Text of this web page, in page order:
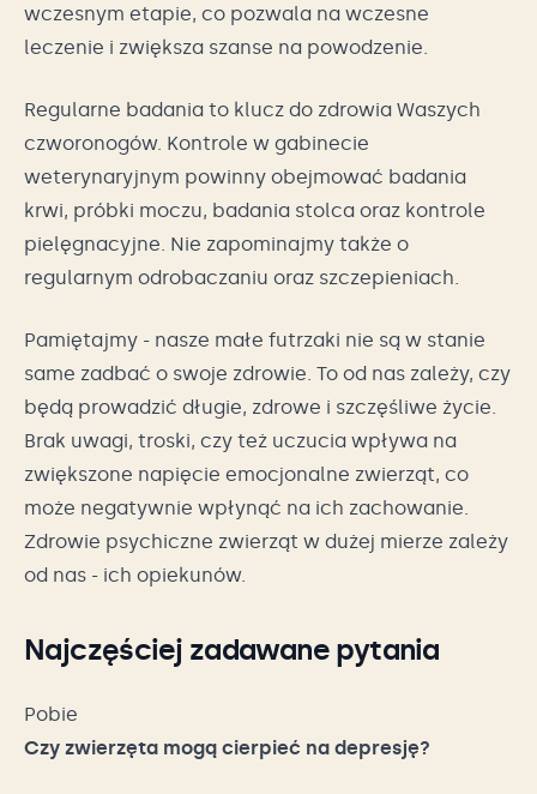
wczesnym etapie, co pozwala na wczesne
leczenie i zwiększa szanse na powodzenie.
Regularne badania to klucz do zdrowia Waszych
czworonogów. Kontrole w gabinecie
weterynaryjnym powinny obejmować badania
krwi, próbki moczu, badania stolca oraz kontrole
pielęgnacyjne. Nie zapominajmy także o
regularnym odrobaczaniu oraz szczepieniach.
Pamiętajmy - nasze małe futrzaki nie są w stanie
same zadbać o swoje zdrowie. To od nas zależy, czy
będą prowadzić długie, zdrowe i szczęśliwe życie.
Brak uwagi, troski, czy też uczucia wpływa na
zwiększone napięcie emocjonalne zwierząt, co
może negatywnie wpłynąć na ich zachowanie.
Zdrowie psychiczne zwierząt w dużej mierze zależy
od nas - ich opiekunów.
Najczęściej zadawane pytania
Pobie
Czy zwierzęta mogą cierpieć na depresję?